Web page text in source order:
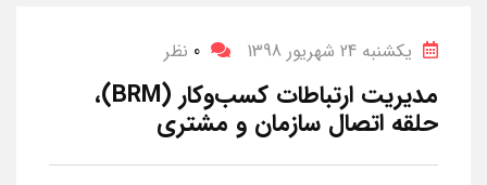
یکشنبه 24 شهریور 1398 0 نظر
مدیریت ارتباطات کسب‌وکار (BRM)،
حلقه اتصال سازمان و مشتری